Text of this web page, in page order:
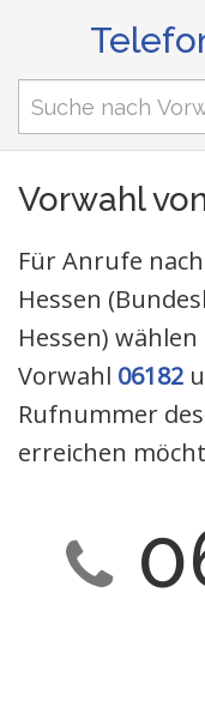
Vorwahl
Für Anrufe
Hessen
Hessen)
Vorwahl 06182
Rufnummer
erreichen